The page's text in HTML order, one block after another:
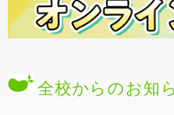
全校からのお知